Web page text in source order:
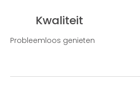
Kwaliteit
Probleemloos genieten